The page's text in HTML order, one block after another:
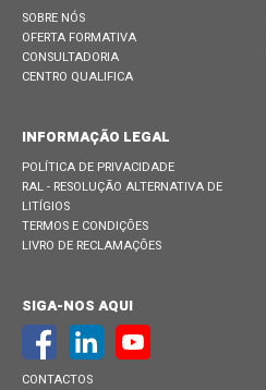
SOBRE NÓS
OFERTA FORMATIVA
CONSULTADORIA
CENTRO QUALIFICA
INFORMAÇÃO LEGAL
POLÍTICA DE PRIVACIDADE
RAL - RESOLUÇÃO ALTERNATIVA DE
LITÍGIOS
TERMOS E CONDIÇÕES
LIVRO DE RECLAMAÇÕES
SIGA-NOS AQUI
CONTACTOS